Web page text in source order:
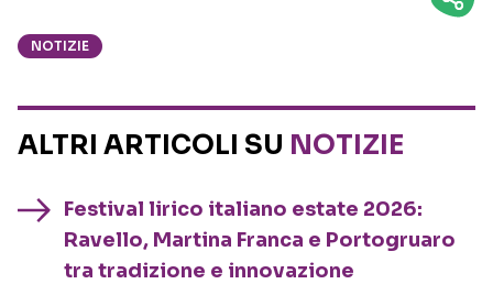
NOTIZIE
ALTRI ARTICOLI SU NOTIZIE
Festival lirico italiano estate 2026:
Ravello, Martina Franca e Portogruaro
tra tradizione e innovazione